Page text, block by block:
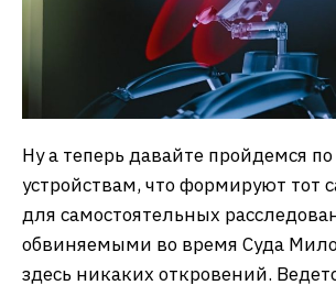
Ну а теперь давайте пройдемся
устройствам, что формируют тот
для самостоятельных
обвиняемыми во время Суда
здесь никаких откровений.